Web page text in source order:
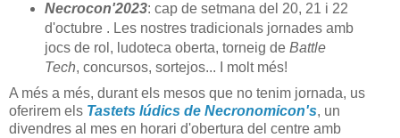
Necrocon'2023: cap de setmana del 20, 21 i 22
d'octubre . Les nostres tradicionals jornades amb
jocs de rol, ludoteca oberta, torneig de Battle
Tech, concursos, sortejos... I molt més!
A més a més, durant els mesos que no tenim jornada, us
oferirem els Tastets lúdics de Necronomicon's, un
divendres al mes en horari d'obertura del centre amb